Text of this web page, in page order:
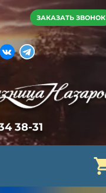
ЗАКАЗАТЬ ЗВОНОК
38-31